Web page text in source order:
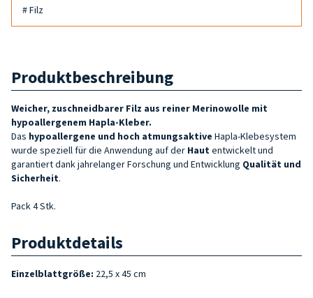
# Filz
Produktbeschreibung
Weicher, zuschneidbarer Filz aus reiner Merinowolle mit
hypoallergenem Hapla-Kleber.
Das hypoallergene und hoch atmungsaktive Hapla-Klebesystem
wurde speziell für die Anwendung auf der Haut entwickelt und
garantiert dank jahrelanger Forschung und Entwicklung Qualität und
Sicherheit.
Pack 4 Stk.
Produktdetails
Einzelblattgröße: 22,5 x 45 cm